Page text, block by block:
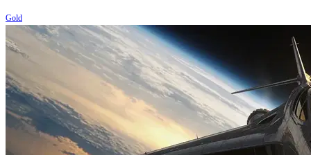
Gold